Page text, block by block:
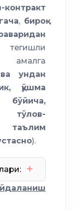
контракт
, бироқ
амалга
ундан
қўшма
бўйича,
тўлов-
таълим
).